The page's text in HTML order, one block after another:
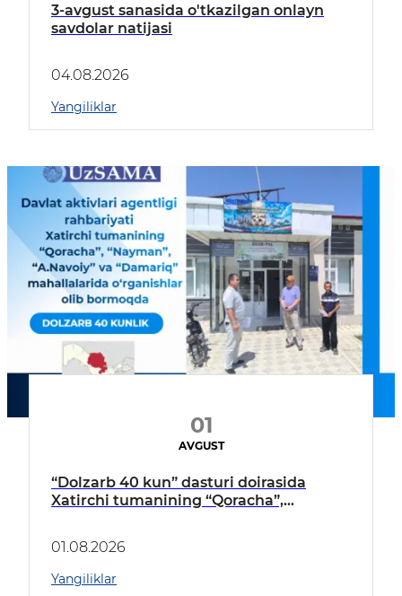
3-avgust sanasida o'tkazilgan onlayn
savdolar natijasi
04.08.2026
Yangiliklar
01
AVGUST
“Dolzarb 40 kun” dasturi doirasida
Xatirchi tumanining “Qoracha”,
borildi
01.08.2026
Yangiliklar